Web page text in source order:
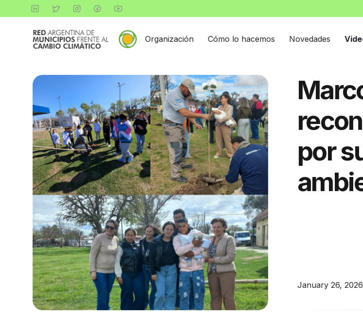
Organización Cómo lo hacemos Novedades
por
January 26, 2026